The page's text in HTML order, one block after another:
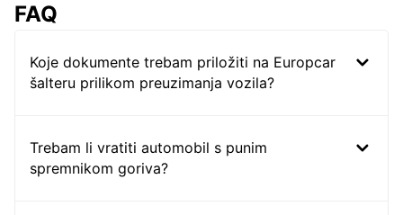
FAQ
Koje dokumente trebam priložiti na Europcar
šalteru prilikom preuzimanja vozila?
Trebam li vratiti automobil s punim
spremnikom goriva?